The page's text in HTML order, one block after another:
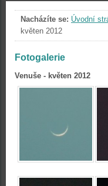
Nacházíte se: Úvodní
květen 2012
Fotogalerie
Venuše - květen 2012